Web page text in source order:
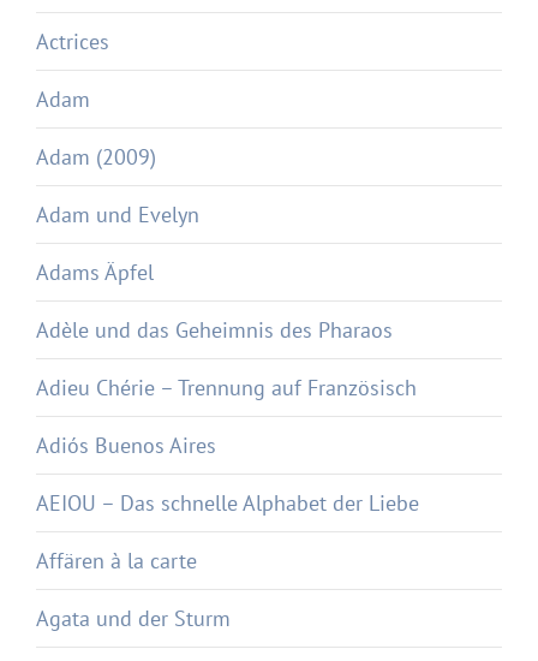
Actrices
Adam
Adam (2009)
Adam und Evelyn
Adams Äpfel
Adèle und das Geheimnis des Pharaos
Adieu Chérie – Trennung auf Französisch
Adiós Buenos Aires
AEIOU – Das schnelle Alphabet der Liebe
Affären à la carte
Agata und der Sturm